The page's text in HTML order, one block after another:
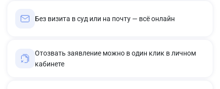
Без визита в суд или на почту — всё онлайн
Отозвать заявление можно в один клик в личном
кабинете